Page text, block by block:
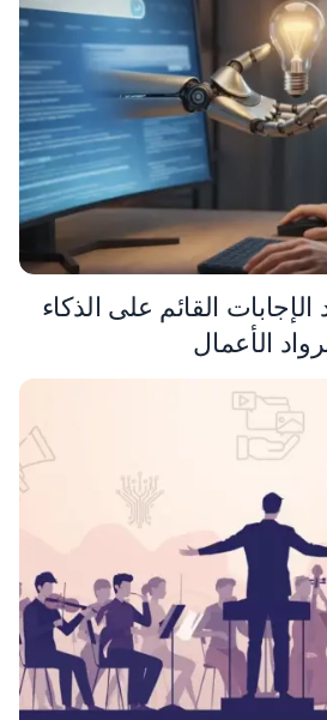
القائم على الذكاء
الأعمال